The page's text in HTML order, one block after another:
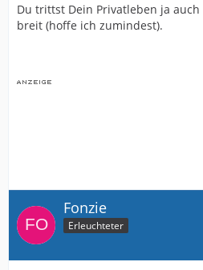
Du trittst Dein Privatleben ja
breit (hoffe ich zumindest).
Fonzie
Erleuchteter